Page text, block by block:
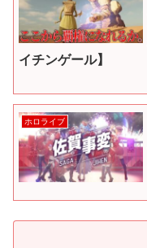
イチンゲール】
ホロライブ